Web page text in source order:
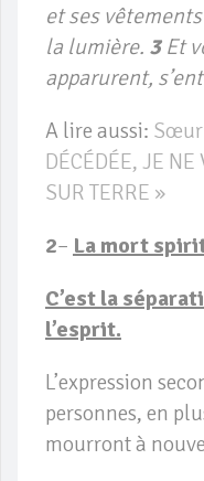
et ses
la lumière. 3Et
apparurent,
A lire aussi: Sœur
DÉCÉDÉE, JE
SUR TERRE »
2– La mort
C’est la
l’esprit.
L’expression
personnes, en
mourront à